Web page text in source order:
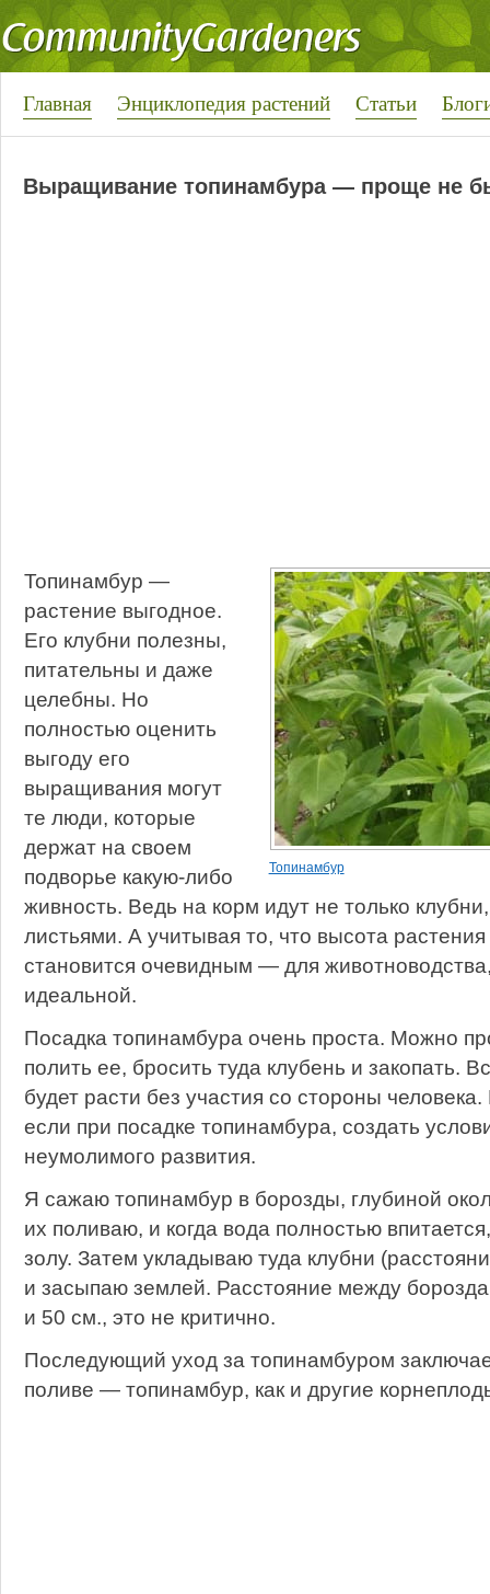
Главная Энциклопедия растений Статьи
Выращивание топинамбура — проще не
Топинамбур
Топинамбур —
растение выгодное.
Его клубни полезны,
питательны и даже
целебны. Но
полностью оценить
выгоду его
выращивания могут
те люди, которые
держат на своем
подворье какую-либо
живность. Ведь на корм идут не только
листьями. А учитывая то, что высота растения
становится очевидным — для животноводства,
идеальной.
Посадка топинамбура очень проста. Можно
полить ее, бросить туда клубень и закопать.
будет расти без участия со стороны
если при посадке топинамбура, создать
неумолимого развития.
Я сажаю топинамбур в борозды, глубиной
их поливаю, и когда вода полностью
золу. Затем укладываю туда клубни
и засыпаю землей. Расстояние между
и 50 см., это не критично.
Последующий уход за топинамбуром
поливе — топинамбур, как и другие